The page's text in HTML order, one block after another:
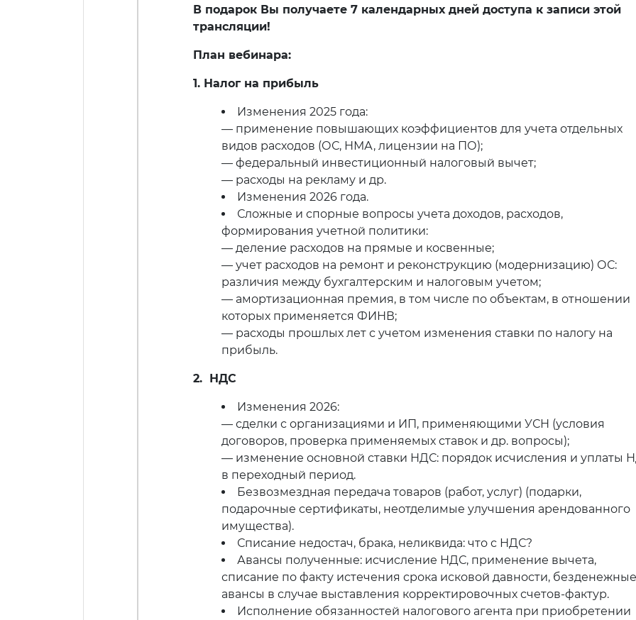
В подарок Вы получаете 7 календарных дней доступа к записи этой
трансляции!
План вебинара:
1. Налог на прибыль
Изменения 2025 года:
— применение повышающих коэффициентов для учета отдельных
видов расходов (ОС, НМА, лицензии на ПО);
— федеральный инвестиционный налоговый вычет;
— расходы на рекламу и др.
Изменения 2026 года.
Сложные и спорные вопросы учета доходов, расходов,
формирования учетной политики:
— деление расходов на прямые и косвенные;
— учет расходов на ремонт и реконструкцию (модернизацию) ОС:
различия между бухгалтерским и налоговым учетом;
— амортизационная премия, в том числе по объектам, в отношении
которых применяется ФИНВ;
— расходы прошлых лет с учетом изменения ставки по налогу на
прибыль.
2. НДС
Изменения 2026:
— сделки с организациями и ИП, применяющими УСН (условия
договоров, проверка применяемых ставок и др. вопросы);
— изменение основной ставки НДС: порядок исчисления и уплаты
в переходный период.
Безвозмездная передача товаров (работ, услуг) (подарки,
подарочные сертификаты, неотделимые улучшения арендованного
имущества).
Списание недостач, брака, неликвида: что с НДС?
Авансы полученные: исчисление НДС, применение вычета,
списание по факту истечения срока исковой давности, безденежные
авансы в случае выставления корректировочных счетов-фактур.
Исполнение обязанностей налогового агента при приобретении